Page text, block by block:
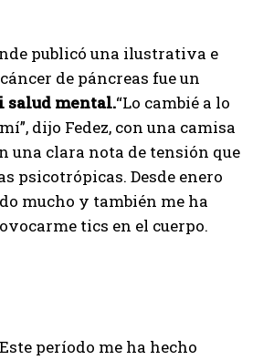
publicó una ilustrativa e
de páncreas fue un
salud mental.“Lo cambié a lo
dijo Fedez, con una camisa
una clara nota de tensión que
psicotrópicas. Desde enero
mucho y también me ha
tics en el cuerpo.
período me ha hecho